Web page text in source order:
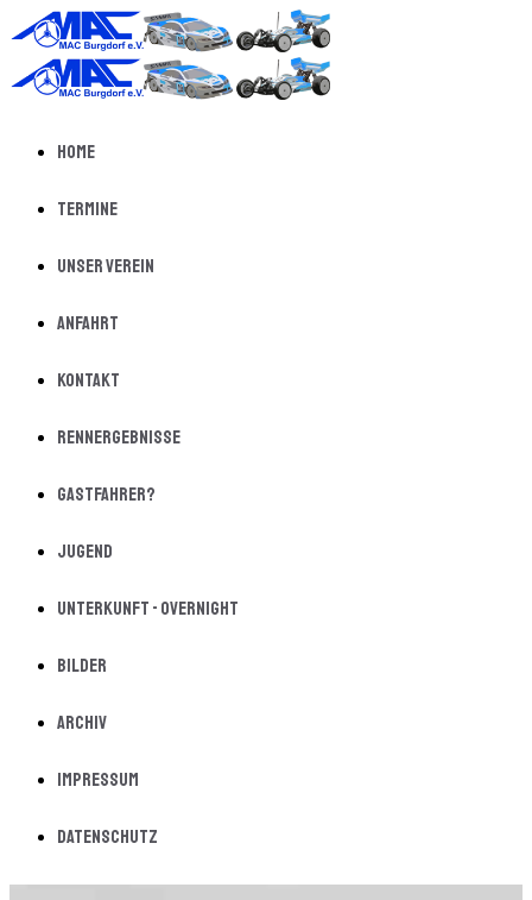
Home
Termine
Unser Verein
Anfahrt
Kontakt
Rennergebnisse
Gastfahrer?
Jugend
Unterkunft - Overnight
Bilder
Archiv
Impressum
Datenschutz